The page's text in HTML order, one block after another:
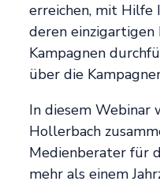
erreichen, mit Hilfe
deren
Kampagnen
über die
In diesem Webinar
Hollerbach
Medienberater für
mehr als einem